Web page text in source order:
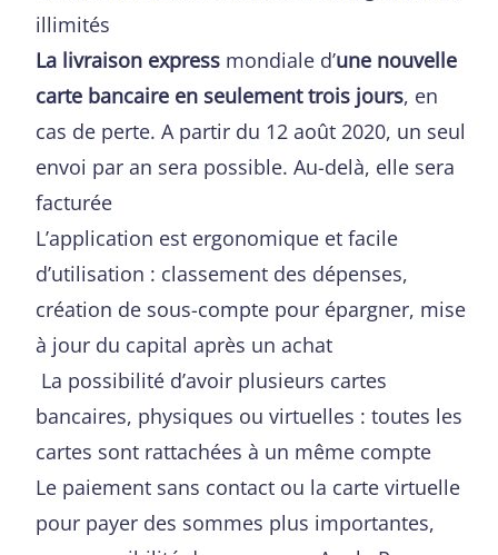
illimités
La livraison express mondiale d’une nouvelle
carte bancaire en seulement trois jours, en
cas de perte. A partir du 12 août 2020, un seul
envoi par an sera possible. Au-delà, elle sera
facturée
L’application est ergonomique et facile
d’utilisation : classement des dépenses,
création de sous-compte pour épargner, mise
à jour du capital après un achat
La possibilité d’avoir plusieurs cartes
bancaires, physiques ou virtuelles : toutes les
cartes sont rattachées à un même compte
Le paiement sans contact ou la carte virtuelle
pour payer des sommes plus importantes,